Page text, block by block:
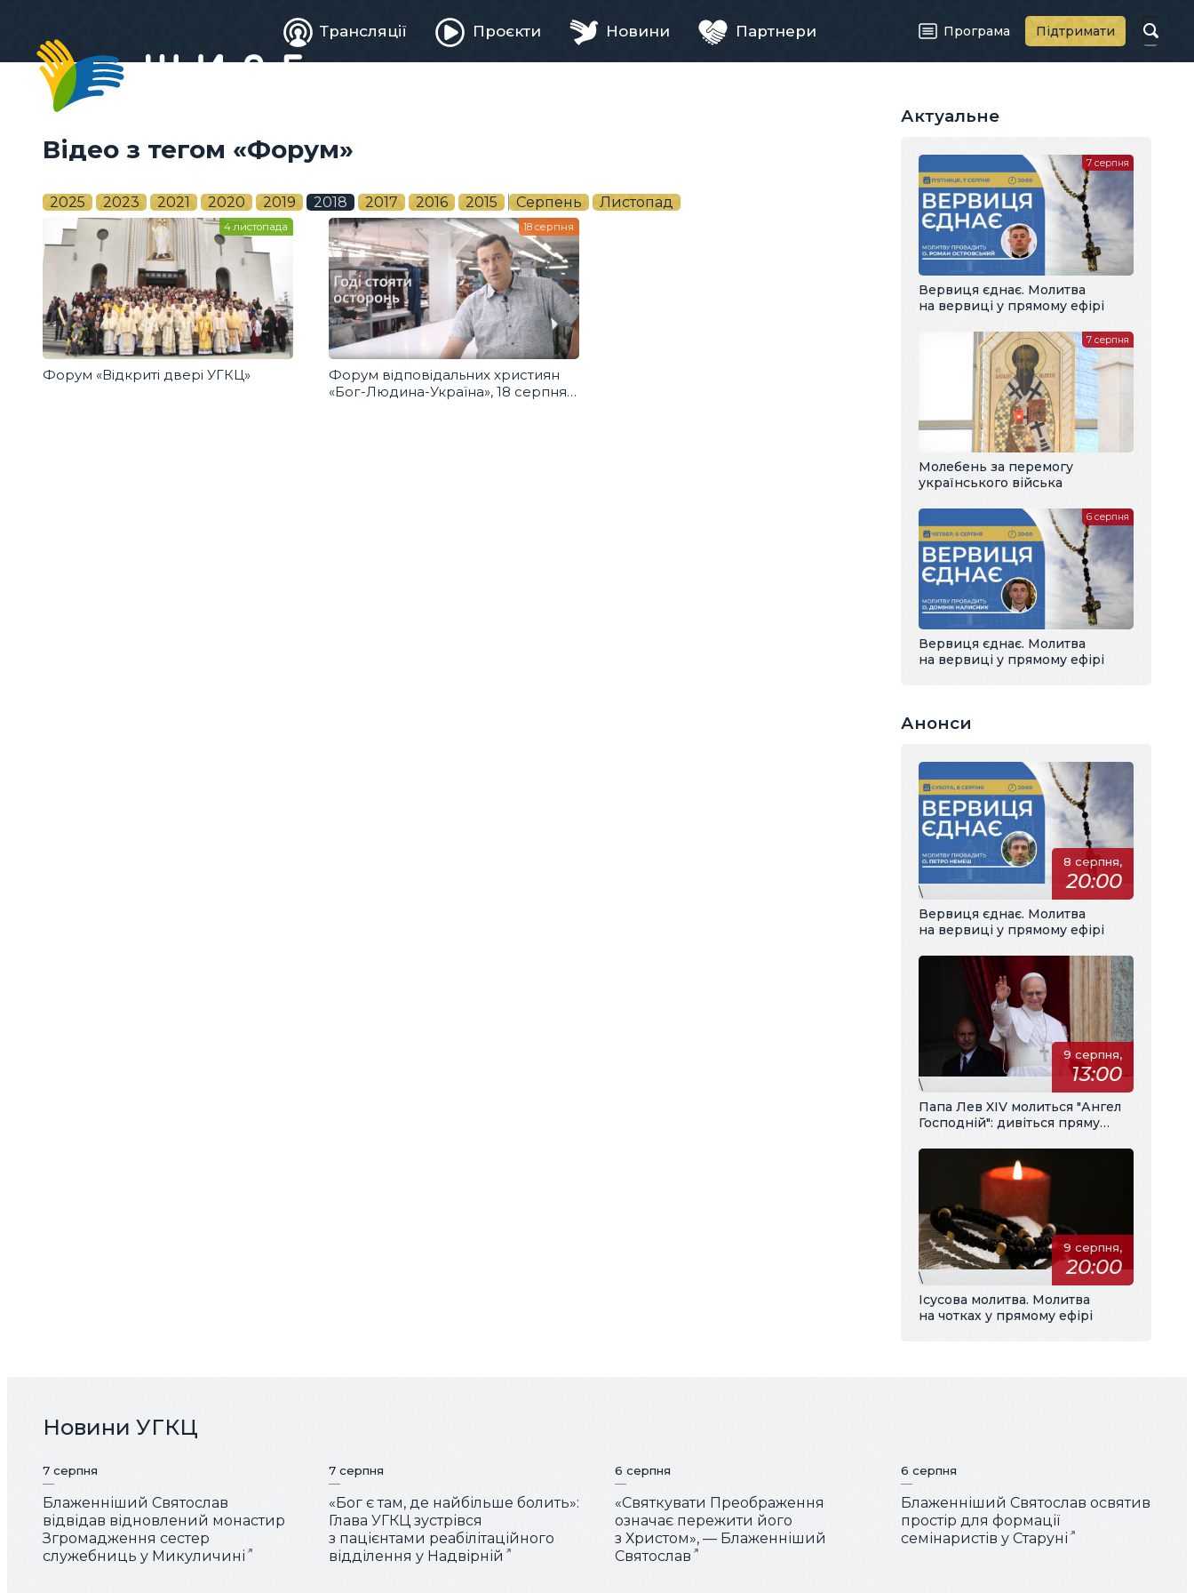
Живе
телебачення
Трансляції Проєкти Новини Партнери Програма Підтримати
Відео з тегом «Форум»
2025 2023 2021 2020 2019 2018 2017 2016 2015 Серпень Листопад
Форум «Відкриті двері УГКЦ»
4 листопада
Форум відповідальних християн
«Бог-Людина-Україна», 18 серпня
18 серпня
Актуальне
Вервиця єднає. Молитва
на вервиці у прямому ефірі
7 серпня
Молебень за перемогу
українського війська
7 серпня
Вервиця єднає. Молитва
на вервиці у прямому ефірі
6 серпня
Анонси
8 серпня,
20:00
\
Вервиця єднає. Молитва
на вервиці у прямому ефірі
9 серпня,
13:00
\
Папа Лев XIV молиться "Ангел
Господній": дивіться пряму
перекладом
9 серпня,
20:00
\
Ісусова молитва. Молитва
на чотках у прямому ефірі
Новини УГКЦ
7 серпня
Блаженніший Святослав
відвідав відновлений монастир
Згромадження сестер
служебниць у Микуличині
7 серпня
«Бог є там, де найбільше болить»:
Глава УГКЦ зустрівся
з пацієнтами реабілітаційного
відділення у Надвірній
6 серпня
«Святкувати Преображення
означає пережити його
з Христом», — Блаженніший
Святослав
6 серпня
Блаженніший Святослав освятив
простір для формації
семінаристів у Старуні